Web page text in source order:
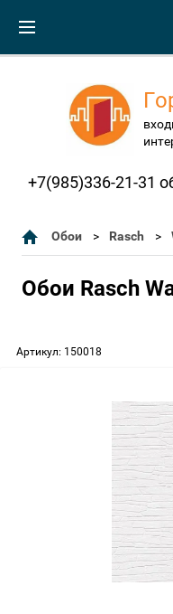
+7(985)336-21-31
Обои Rasch
Обои Rasch
Артикул: 150018